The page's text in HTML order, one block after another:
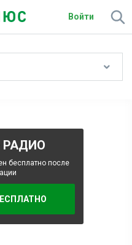
Войти
РАДИО
бесплатно после